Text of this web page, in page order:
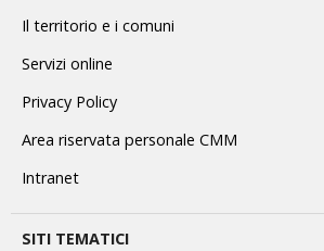
Il territorio e i comuni
Servizi online
Privacy Policy
Area riservata personale CMM
Intranet
SITI TEMATICI